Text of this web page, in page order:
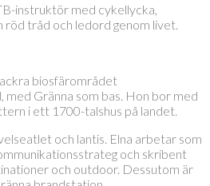
instruktör med cykellycka,
röd tråd och ledord genom livet.
biosfärområdet
Gränna som bas. Hon bor med
i ett 1700-talshus på landet.
och lantis. Elna arbetar som
och skribent
och outdoor. Dessutom är